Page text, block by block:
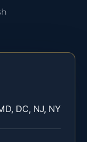
DC, NJ, NY